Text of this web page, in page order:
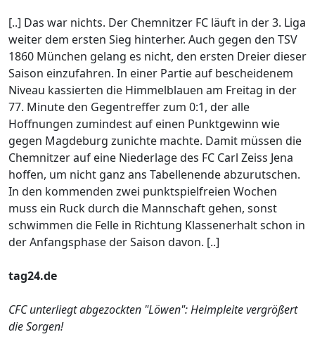
[..] Das war nichts. Der Chemnitzer FC läuft in der 3. Liga
weiter dem ersten Sieg hinterher. Auch gegen den TSV
1860 München gelang es nicht, den ersten Dreier dieser
Saison einzufahren. In einer Partie auf bescheidenem
Niveau kassierten die Himmelblauen am Freitag in der
77. Minute den Gegentreffer zum 0:1, der alle
Hoffnungen zumindest auf einen Punktgewinn wie
gegen Magdeburg zunichte machte. Damit müssen die
Chemnitzer auf eine Niederlage des FC Carl Zeiss Jena
hoffen, um nicht ganz ans Tabellenende abzurutschen.
In den kommenden zwei punktspielfreien Wochen
muss ein Ruck durch die Mannschaft gehen, sonst
schwimmen die Felle in Richtung Klassenerhalt schon in
der Anfangsphase der Saison davon. [..]
tag24.de
CFC unterliegt abgezockten "Löwen": Heimpleite vergrößert
die Sorgen!